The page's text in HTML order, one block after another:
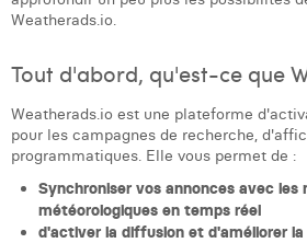
Janne Beke
Laura Rooseleer
Laura Verhelst
Lena Pignoloni
Weatherads.io.
Tout d'abord, qu'est-ce que
Weatherads.io est une plateforme
pour les campagnes de recherche,
programmatiques. Elle vous permet de :
Synchroniser vos annonces avec les
météorologiques en temps réel
d'activer la diffusion et d'améliorer